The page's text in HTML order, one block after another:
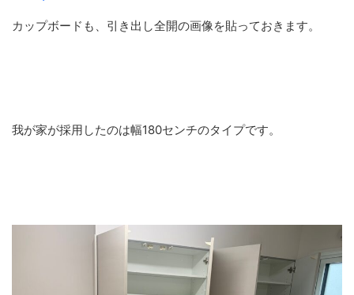
カップボードも、引き出し全開の画像を貼っておきます。
我が家が採用したのは幅180センチのタイプです。